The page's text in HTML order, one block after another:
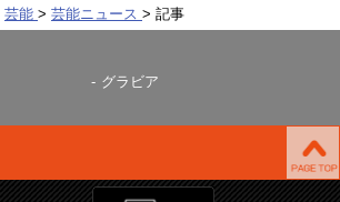
芸能 芸能ニュース 記事
グラビア